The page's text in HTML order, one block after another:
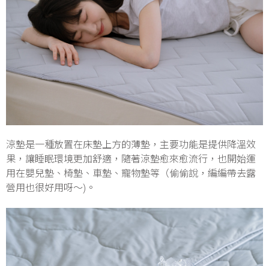
涼墊是一種放置在床墊上方的薄墊，主要功能是提供降溫效
果，讓睡眠環境更加舒適，隨著涼墊愈來愈流行，也開始運
用在嬰兒墊、椅墊、車墊、寵物墊等（偷偷說，編編帶去露
營用也很好用呀～)。